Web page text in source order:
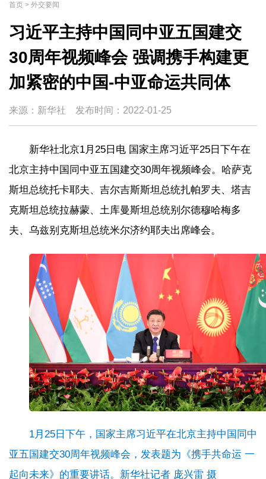
首页 > 外交要闻
习近平主持中国同中亚五国建交
30周年视频峰会 强调携手构建更
加紧密的中国-中亚命运共同体
来源：新华社 发布时间： 2022-01-25
新华社北京1月25日电 国家主席习近平25日下午在
北京主持中国同中亚五国建交30周年视频峰会。哈萨克
斯坦总统托卡耶夫、吉尔吉斯斯坦总统扎帕罗夫、塔吉
克斯坦总统拉赫蒙、土库曼斯坦总统别尔德穆哈梅多
夫、乌兹别克斯坦总统米尔济约耶夫出席峰会。
1月25日下午，国家主席习近平在北京主持中国同中
亚五国建交30周年视频峰会，发表题为《携手共命运 一
起向未来》的重要讲话。新华社记者 庞兴雷 摄